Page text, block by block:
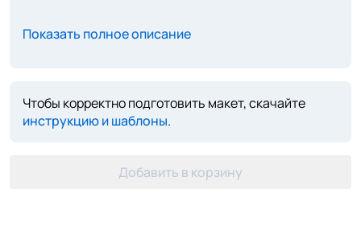
Показать полное описание
Чтобы корректно подготовить макет, скачайте
инструкцию и шаблоны.
Добавить в корзину